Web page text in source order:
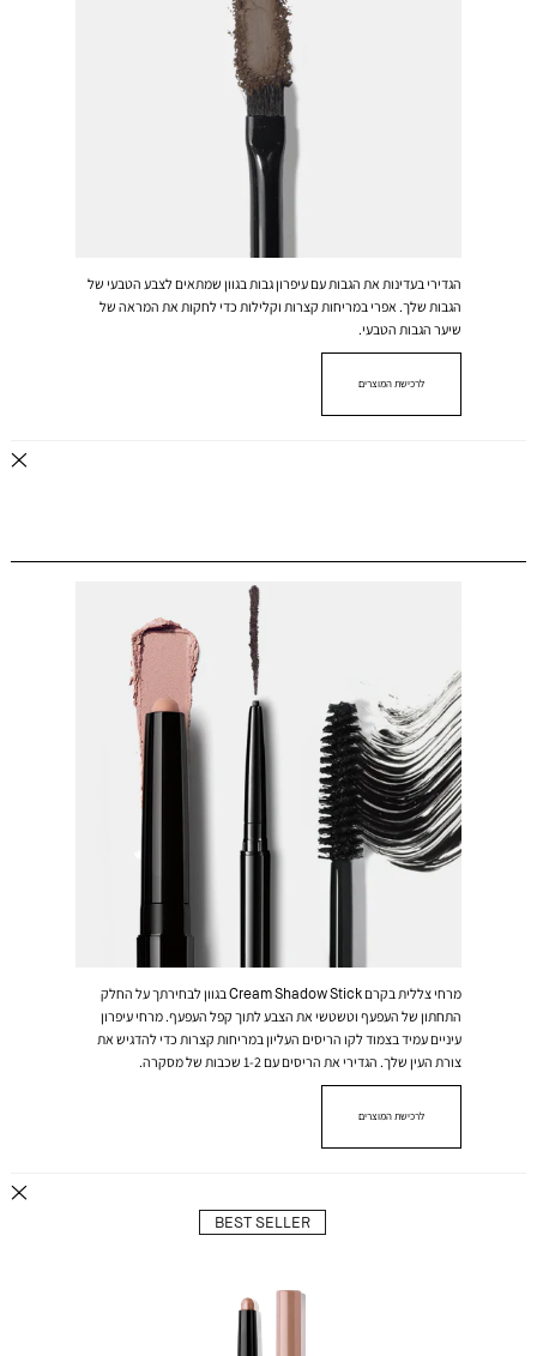
הגדירי בעדינות את הגבות עם עיפרון גבות בגוון שמתאים לצבע הטבעי של
הגבות שלך. אפרי במריחות קצרות וקלילות כדי לחקות את המראה של
שיער הגבות הטבעי.
לרכישת המוצרים
מרחי צללית בקרם Cream Shadow Stick בגוון לבחירתך על החלק
התחתון של העפעף וטשטשי את הצבע לתוך קפל העפעף. מרחי עיפרון
עיניים עמיד בצמוד לקו הריסים העליון במריחות קצרות כדי להדגיש את
צורת העין שלך. הגדירי את הריסים עם 1-2 שכבות של מסקרה.
לרכישת המוצרים
BEST SELLER